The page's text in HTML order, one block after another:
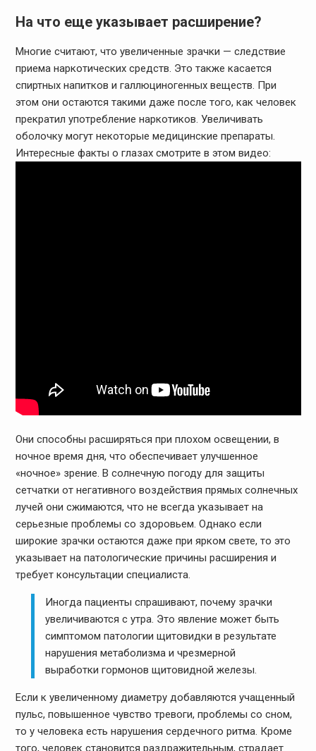
На что еще указывает расширение?
Многие считают, что увеличенные зрачки — следствие
приема наркотических средств. Это также касается
спиртных напитков и галлюциногенных веществ. При
этом они остаются такими даже после того, как человек
прекратил употребление наркотиков. Увеличивать
оболочку могут некоторые медицинские препараты.
Интересные факты о глазах смотрите в этом видео:
Они способны расширяться при плохом освещении, в
ночное время дня, что обеспечивает улучшенное
«ночное» зрение. В солнечную погоду для защиты
сетчатки от негативного воздействия прямых солнечных
лучей они сжимаются, что не всегда указывает на
серьезные проблемы со здоровьем. Однако если
широкие зрачки остаются даже при ярком свете, то это
указывает на патологические причины расширения и
требует консультации специалиста.
Иногда пациенты спрашивают, почему зрачки
увеличиваются с утра. Это явление может быть
симптомом патологии щитовидки в результате
нарушения метаболизма и чрезмерной
выработки гормонов щитовидной железы.
Если к увеличенному диаметру добавляются учащенный
пульс, повышенное чувство тревоги, проблемы со сном,
то у человека есть нарушения сердечного ритма. Кроме
того, человек становится раздражительным, страдает